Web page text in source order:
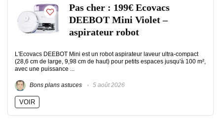
Pas cher : 199€ Ecovacs
DEEBOT Mini Violet –
aspirateur robot
L'Ecovacs DEEBOT Mini est un robot aspirateur laveur ultra-compact
(28,6 cm de large, 9,98 cm de haut) pour petits espaces jusqu'à 100 m²,
avec une puissance ...
Bons plans astuces 5 août 2026
VOIR